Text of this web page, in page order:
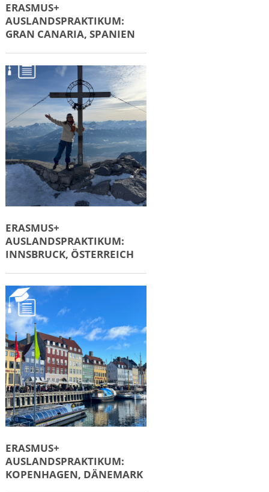
ERASMUS+
AUSLANDSPRAKTIKUM:
GRAN CANARIA, SPANIEN
ERASMUS+
AUSLANDSPRAKTIKUM:
INNSBRUCK, ÖSTERREICH
ERASMUS+
AUSLANDSPRAKTIKUM:
KOPENHAGEN, DÄNEMARK